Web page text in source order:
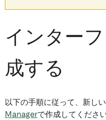
インター
成する
以下の手順に従って、新し
Managerで作成してください